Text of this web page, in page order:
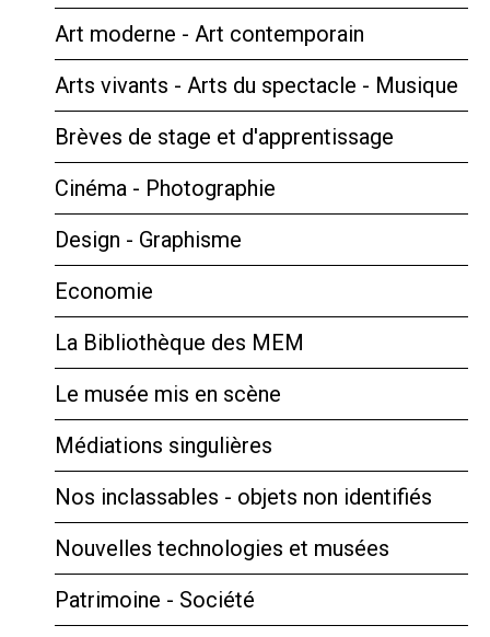
Art moderne - Art contemporain
Arts vivants - Arts du spectacle - Musique
Brèves de stage et d'apprentissage
Cinéma - Photographie
Design - Graphisme
Economie
La Bibliothèque des MEM
Le musée mis en scène
Médiations singulières
Nos inclassables - objets non identifiés
Nouvelles technologies et musées
Patrimoine - Société